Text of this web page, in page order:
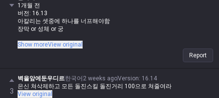
1개월 전
버전: 16.13
아칼리는 셋중에 하나를 너프해야함
장막 or 성체 or 궁
다 너프하면 황밸일 듯
Show moreView original
Report
3
벽을앞에둔우디르한국어 2 weeks agoVersion: 16.14
은신 쳐삭제하고 모든 돌진스킬 돌진거리 100으로 쳐줄여라
View original